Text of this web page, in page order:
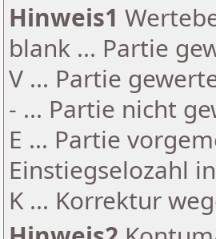
Hinweis1
blank ... Partie
V ... Partie
- ... Partie nicht
E ... Partie
Einstiegselozahl
K ... Korrektur